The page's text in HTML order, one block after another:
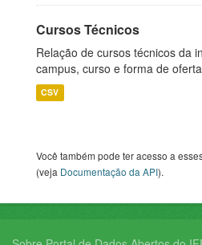
Cursos Técnicos
Relação de cursos técnicos da
campus, curso e forma de
CSV
Você também pode ter acesso a
(veja Documentação da API).